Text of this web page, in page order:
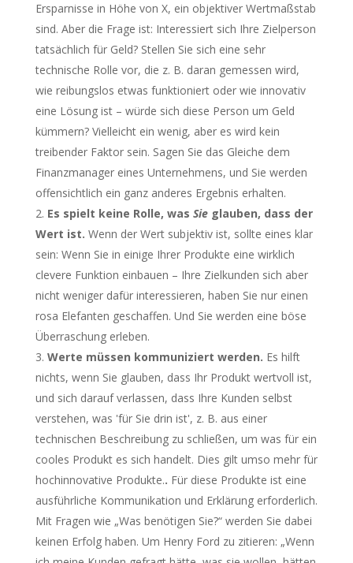
Ersparnisse in Höhe von X, ein objektiver Wertmaßstab
sind. Aber die Frage ist: Interessiert sich Ihre Zielperson
tatsächlich für Geld? Stellen Sie sich eine sehr
technische Rolle vor, die z. B. daran gemessen wird,
wie reibungslos etwas funktioniert oder wie innovativ
eine Lösung ist – würde sich diese Person um Geld
kümmern? Vielleicht ein wenig, aber es wird kein
treibender Faktor sein. Sagen Sie das Gleiche dem
Finanzmanager eines Unternehmens, und Sie werden
offensichtlich ein ganz anderes Ergebnis erhalten.
Es spielt keine Rolle, was Sieglauben, dass der
Wert ist. Wenn der Wert subjektiv ist, sollte eines klar
sein: Wenn Sie in einige Ihrer Produkte eine wirklich
clevere Funktion einbauen – Ihre Zielkunden sich aber
nicht weniger dafür interessieren, haben Sie nur einen
rosa Elefanten geschaffen. Und Sie werden eine böse
Überraschung erleben.
Werte müssen kommuniziert werden. Es hilft
nichts, wenn Sie glauben, dass Ihr Produkt wertvoll ist,
und sich darauf verlassen, dass Ihre Kunden selbst
verstehen, was 'für Sie drin ist', z. B. aus einer
technischen Beschreibung zu schließen, um was für ein
cooles Produkt es sich handelt. Dies gilt umso mehr für
hochinnovative Produkte.. Für diese Produkte ist eine
ausführliche Kommunikation und Erklärung erforderlich.
Mit Fragen wie „Was benötigen Sie?“ werden Sie dabei
keinen Erfolg haben. Um Henry Ford zu zitieren: „Wenn